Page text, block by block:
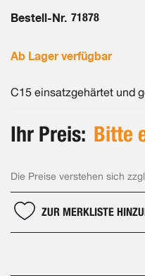
Bestell-Nr. 71878
Ab Lager verfügbar
C15 einsatzgehärtet und
Ihr Preis: Bitte
Die Preise verstehen sich
ZUR MERKLISTE